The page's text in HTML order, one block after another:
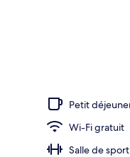
Petit
Wi-Fi gratuit
Salle de sport